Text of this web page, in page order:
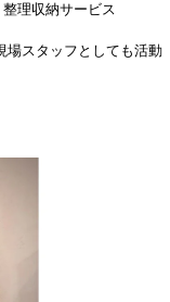
理収納サービス
場スタッフとしても活動